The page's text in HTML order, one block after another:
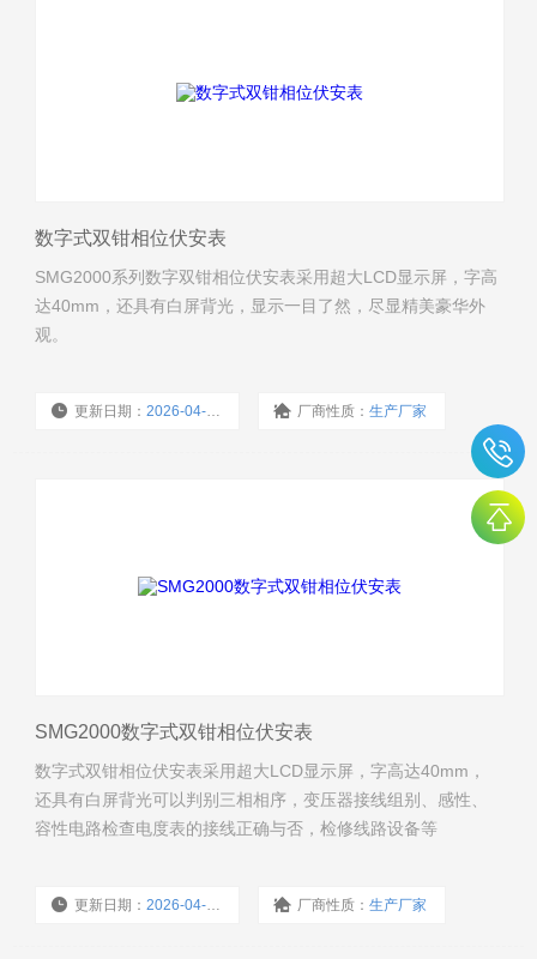
数字式双钳相位伏安表
SMG2000系列数字双钳相位伏安表采用超大LCD显示屏，字高
达40mm，还具有白屏背光，显示一目了然，尽显精美豪华外
观。
更新日期：2026-04-24 厂商性质：生产厂家
SMG2000数字式双钳相位伏安表
数字式双钳相位伏安表采用超大LCD显示屏，字高达40mm，
还具有白屏背光可以判别三相相序，变压器接线组别、感性、
容性电路检查电度表的接线正确与否，检修线路设备等
更新日期：2026-04-23 厂商性质：生产厂家